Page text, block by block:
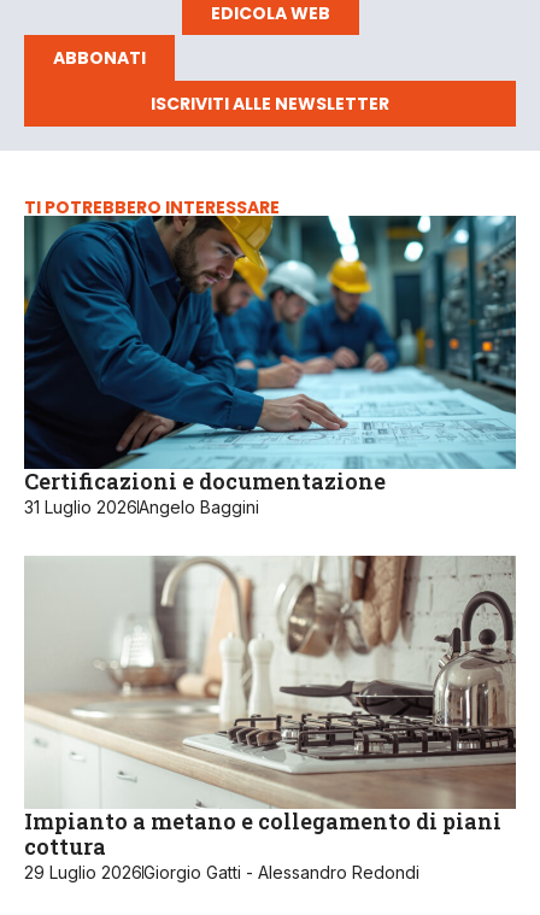
EDICOLA WEB
ABBONATI
ISCRIVITI ALLE NEWSLETTER
TI POTREBBERO INTERESSARE
Certificazioni e documentazione
31 Luglio 2026Angelo Baggini
Impianto a metano e collegamento di piani
cottura
29 Luglio 2026Giorgio Gatti - Alessandro Redondi